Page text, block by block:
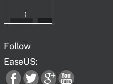
)
Follow
EaseUS: